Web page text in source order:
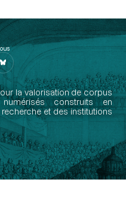
la valorisation de corpus
construits en
et des institutions